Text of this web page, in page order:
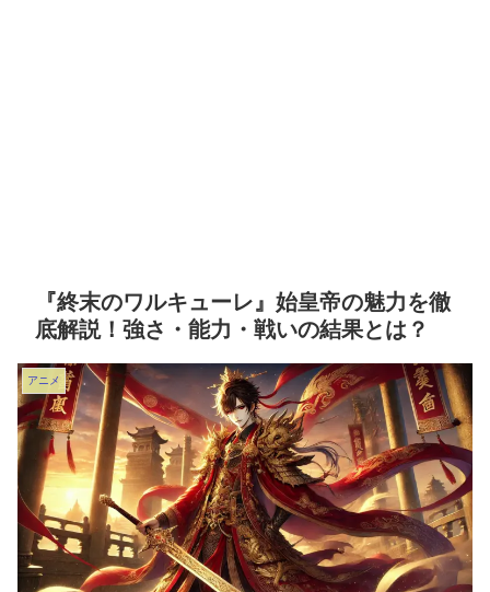
『終末のワルキューレ』始皇帝の魅力を徹
底解説！強さ・能力・戦いの結果とは？
アニメ